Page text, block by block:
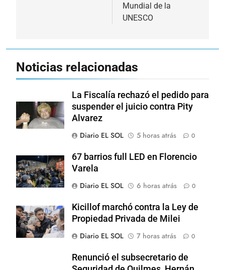
Mundial de la
UNESCO
Noticias relacionadas
La Fiscalía rechazó el pedido para
suspender el juicio contra Pity
Alvarez
Diario EL SOL
5 horas atrás 0
67 barrios full LED en Florencio
Varela
Diario EL SOL
6 horas atrás 0
Kicillof marchó contra la Ley de
Propiedad Privada de Milei
Diario EL SOL
7 horas atrás 0
Renunció el subsecretario de